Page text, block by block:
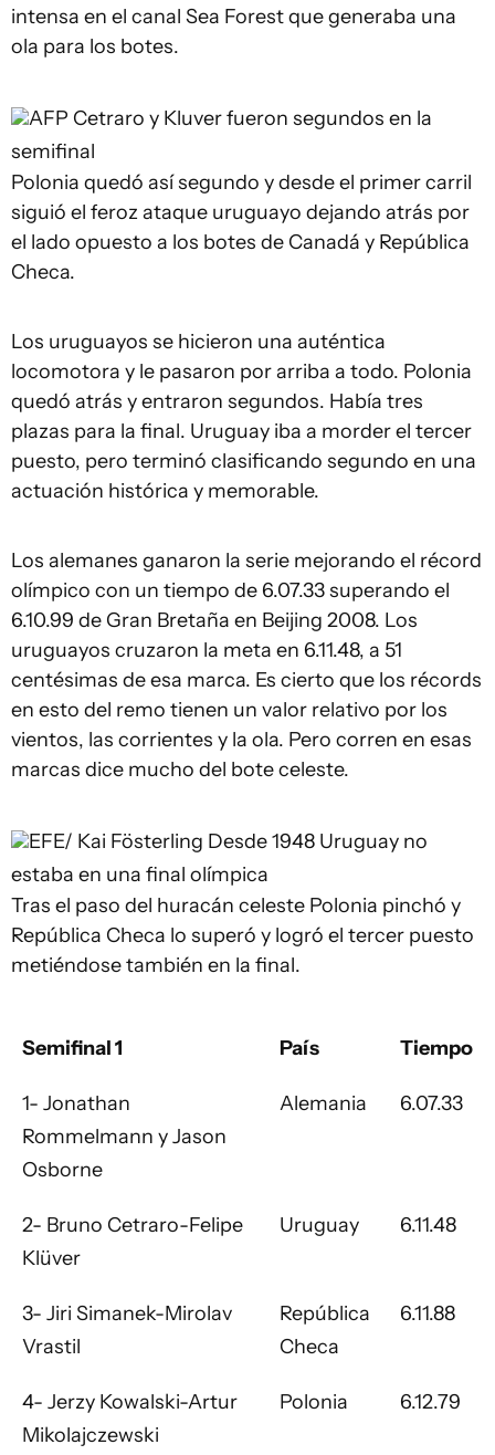
intensa en el canal Sea Forest que generaba una
ola para los botes.
AFP Cetraro y Kluver fueron segundos en la
semifinal
Polonia quedó así segundo y desde el primer carril
siguió el feroz ataque uruguayo dejando atrás por
el lado opuesto a los botes de Canadá y República
Checa.
Los uruguayos se hicieron una auténtica
locomotora y le pasaron por arriba a todo. Polonia
quedó atrás y entraron segundos. Había tres
plazas para la final. Uruguay iba a morder el tercer
puesto, pero terminó clasificando segundo en una
actuación histórica y memorable.
Los alemanes ganaron la serie mejorando el récord
olímpico con un tiempo de 6.07.33 superando el
6.10.99 de Gran Bretaña en Beijing 2008. Los
uruguayos cruzaron la meta en 6.11.48, a 51
centésimas de esa marca. Es cierto que los récords
en esto del remo tienen un valor relativo por los
vientos, las corrientes y la ola. Pero corren en esas
marcas dice mucho del bote celeste.
EFE/ Kai Fösterling Desde 1948 Uruguay no
estaba en una final olímpica
Tras el paso del huracán celeste Polonia pinchó y
República Checa lo superó y logró el tercer puesto
metiéndose también en la final.
Semifinal 1 País Tiempo
1- Jonathan
Rommelmann y Jason
Osborne
Alemania 6.07.33
2- Bruno Cetraro-Felipe
Klüver
Uruguay 6.11.48
3- Jiri Simanek-Mirolav
Vrastil
República
Checa
6.11.88
4- Jerzy Kowalski-Artur
Mikolajczewski
Polonia 6.12.79